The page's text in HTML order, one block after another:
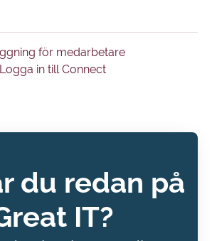
för medarbetare
Logga in till Connect
du redan på
IT?